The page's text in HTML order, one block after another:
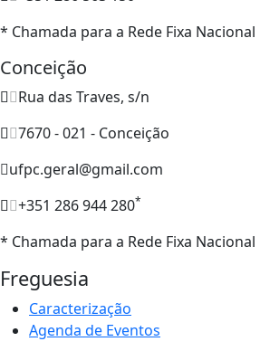
* Chamada para a Rede Fixa Nacional
Conceição
Rua das Traves, s/n
7670 - 021 - Conceição
ufpc.geral@gmail.com
+351 286 944 280*
* Chamada para a Rede Fixa Nacional
Freguesia
Caracterização
Agenda de Eventos